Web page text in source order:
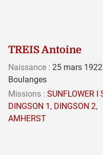
TREIS Antoine
Naissance : 25 mars
Boulanges
Missions : SUNFLOWER I
DINGSON 1 , DINGSON 2,
AMHERST